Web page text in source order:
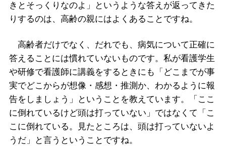
きとそっくりなのよ」というような答えが返ってきた
りするのは、高齢の親にはよくあることですね。
高齢者だけでなく、だれでも、病気について正確に
答えることには慣れていないものです。私が看護学生
や研修で看護師に講義をするときにも「どこまでが事
実でどこからが想像・感想・推測か、わかるように報
告をしましょう」ということを教えています。「ここ
に倒れているけど頭は打っていない」ではなくて「こ
こに倒れている。見たところは、頭は打っていないよ
うだ」と言うということですね。